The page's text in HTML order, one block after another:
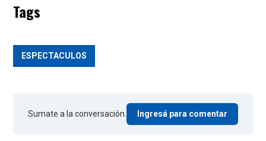
Tags
ESPECTACULOS
Sumate a la conversación. Ingresá para comentar